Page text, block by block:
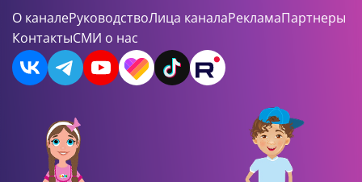
О каналеРуководствоЛица каналаРекламаПартнеры
КонтактыСМИ о нас